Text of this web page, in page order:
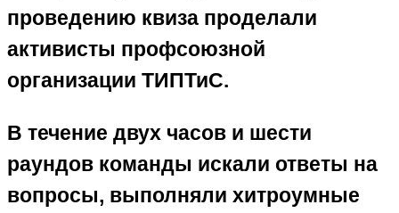
проведению квиза проделали
активисты профсоюзной
организации ТИПТиС.
В течение двух часов и шести
раундов команды искали ответы на
вопросы, выполняли хитроумные